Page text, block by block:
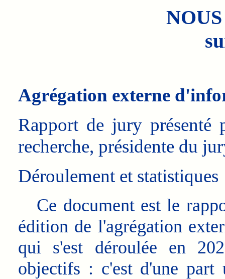
Agrégation externe
Rapport de jury
recherche, présidente du
Déroulement et statistiques
Ce document est le
édition de l'agrégation
qui s'est déroulée en
objectifs : c'est d'une part